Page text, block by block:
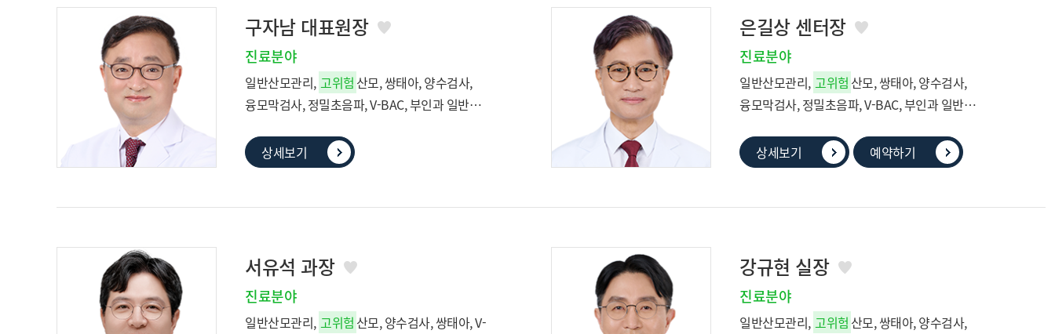
구자남 대표원장
진료분야
일반산모관리, 고위험 산모, 쌍태아, 양수검사,
융모막검사, 정밀초음파, V-BAC, 부인과 일반
상세보기
은길상 센터장
진료분야
일반산모관리, 고위험 산모, 쌍태아, 양수검사,
융모막검사, 정밀초음파, V-BAC, 부인과 일반
상세보기
예약하기
서유석 과장
진료분야
일반산모관리, 고위험 산모, 양수검사, 쌍태아, V-
강규현 실장
진료분야
일반산모관리, 고위험 산모, 쌍태아, 양수검사,